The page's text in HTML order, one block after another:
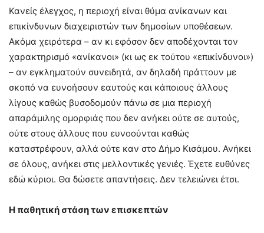
Κανείς έλεγχος, η περιοχή είναι θύμα ανίκανων και
επικίνδυνων διαχειριστών των δημοσίων υποθέσεων.
Ακόμα χειρότερα – αν κι εφόσον δεν αποδέχονται τον
χαρακτηρισμό «ανίκανοι» (κι ως εκ τούτου «επικίνδυνοι»)
– αν εγκληματούν συνειδητά, αν δηλαδή πράττουν με
σκοπό να ευνοήσουν εαυτούς και κάποιους άλλους
λίγους καθώς βυσοδομούν πάνω σε μια περιοχή
απαράμιλης ομορφιάς που δεν ανήκει ούτε σε αυτούς,
ούτε στους άλλους που ευνοούνται καθώς
καταστρέφουν, αλλά ούτε καν στο Δήμο Κισάμου. Ανήκει
σε όλους, ανήκει στις μελλοντικές γενιές. Έχετε ευθύνες
εδώ κύριοι. Θα δώσετε απαντήσεις. Δεν τελειώνει έτσι.
Η παθητική στάση των επισκεπτών